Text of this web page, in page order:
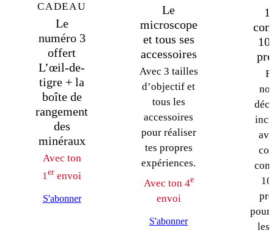
CADEAU
Le
numéro 3
offert
L’œil-de-
tigre + la
boîte de
rangement
des
minéraux
Avec ton
1er envoi
S'abonner
Le
microscope
et tous ses
accessoires
Avec 3 tailles
d’objectif et
tous les
accessoires
pour réaliser
tes propres
expériences.
Avec ton 4e
envoi
S'abonner
1
10
pour
les